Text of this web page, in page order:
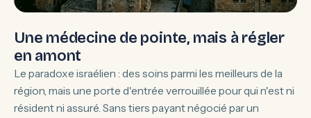
Une médecine de pointe, mais à régler
en amont
Le paradoxe israélien : des soins parmi les meilleurs de la
région, mais une porte d'entrée verrouillée pour qui n'est ni
résident ni assuré. Sans tiers payant négocié par un